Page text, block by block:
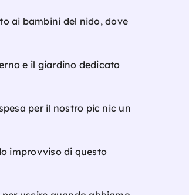
ai bambini del nido, dove
e il giardino dedicato
per il nostro pic nic un
improvviso di questo